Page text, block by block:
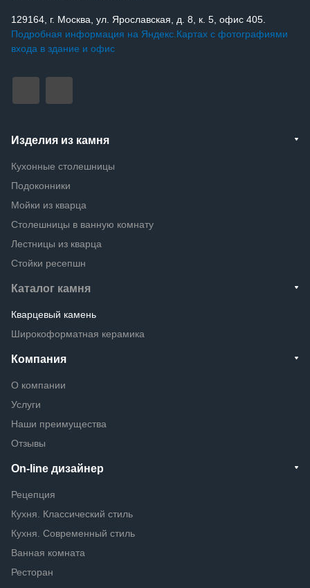
129164, г. Москва, ул. Ярославская, д. 8, к. 5, офис 405.
Подробная информация на Яндекс.Картах с фотографиями
входа в здание и офис
Изделия из камня
Кухонные столешницы
Подоконники
Мойки из кварца
Столешницы в ванную комнату
Лестницы из кварца
Стойки ресепшн
Каталог камня
Кварцевый камень
Широкоформатная керамика
Компания
О компании
Услуги
Наши преимущества
Отзывы
On-line дизайнер
Рецепция
Кухня. Классический стиль
Кухня. Современный стиль
Ванная комната
Ресторан